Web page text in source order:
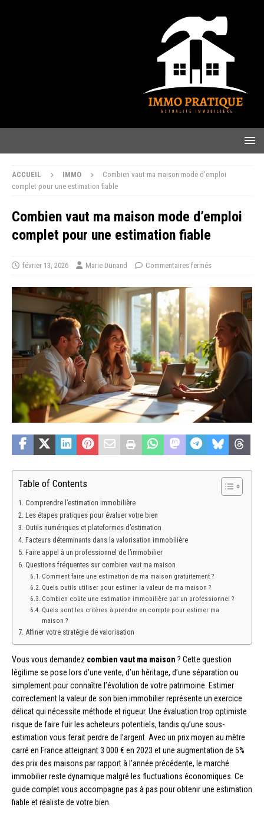
ACCUEIL IMMO
Combien vaut ma maison mode d’emploi
complet pour une estimation fiable
Combien vaut ma maison mode d’emploi
complet pour une estimation fiable
février 13, 2026 Marie Dunand Commentaires fermés
Table of Contents
Comprendre l’estimation immobilière
Les étapes pratiques pour évaluer votre bien
Outils numériques et plateformes d’estimation
Facteurs déterminants dans la valorisation immobilière
Faire appel à un professionnel de l’immobilier
Questions fréquentes sur combien vaut ma maison
Comment faire une estimation de ma maison gratuitement ?
Quels outils utiliser pour estimer la valeur de ma maison ?
Combien coûte une estimation immobilière par un professionnel ?
Quels sont les critères à prendre en compte pour estimer ma
maison ?
Affiner votre stratégie de valorisation
Vous vous demandez combien vaut ma maison ? Cette question
légitime se pose lors d’une vente, d’un héritage, d’une séparation ou
simplement pour connaître l’évolution de votre patrimoine. Estimer
correctement la valeur de son bien immobilier représente un exercice
délicat qui nécessite méthode et rigueur. Une évaluation trop optimiste
risque de faire fuir les acheteurs potentiels, tandis qu’une sous-
estimation vous ferait perdre de l’argent. Avec un prix moyen au mètre
carré en France atteignant 3 000 € en 2023 et une augmentation de 5%
des prix des maisons par rapport à l’année précédente, le marché
immobilier reste dynamique malgré les fluctuations économiques. Ce
guide complet vous accompagne pas à pas pour obtenir une estimation
fiable et réaliste de votre bien.